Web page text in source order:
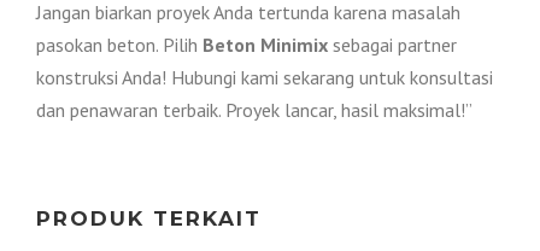
Jangan biarkan proyek Anda tertunda karena masalah
pasokan beton. Pilih Beton Minimix sebagai partner
konstruksi Anda! Hubungi kami sekarang untuk konsultasi
dan penawaran terbaik. Proyek lancar, hasil maksimal!”
PRODUK TERKAIT